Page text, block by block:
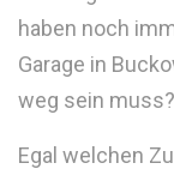
haben noch
Garage in
weg sein muss?
Egal welchen